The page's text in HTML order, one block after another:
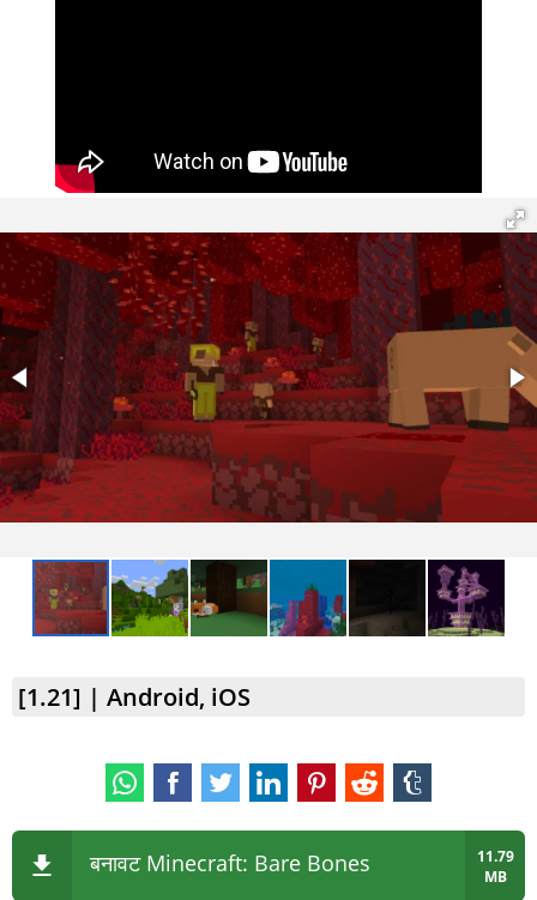
[1.21] | Android, iOS
बनावट Minecraft: Bare Bones
11.79
MB